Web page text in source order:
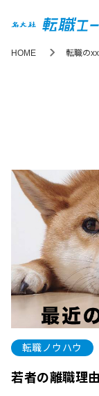
HOME 転職の
転職ノウハウ
若者の離職理